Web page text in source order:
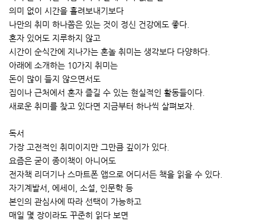
의미 없이 시간을 흘려보내기보다
나만의 취미 하나쯤은 있는 것이 정신 건강에도 좋다.
혼자 있어도 지루하지 않고
시간이 순식간에 지나가는 혼놀 취미는 생각보다 다양하다.
아래에 소개하는 10가지 취미는
돈이 많이 들지 않으면서도
집이나 근처에서 혼자 즐길 수 있는 현실적인 활동들이다.
새로운 취미를 찾고 있다면 지금부터 하나씩 살펴보자.
독서
가장 고전적인 취미이지만 그만큼 깊이가 있다.
요즘은 굳이 종이책이 아니어도
전자책 리더기나 스마트폰 앱으로 어디서든 책을 읽을 수 있다.
자기계발서, 에세이, 소설, 인문학 등
본인의 관심사에 따라 선택이 가능하고
매일 몇 장이라도 꾸준히 읽다 보면